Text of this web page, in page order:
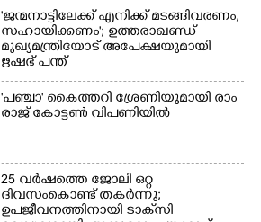
'ജന്മനാട്ടിലേക്ക് എനിക്ക് മടങ്ങിവരണം,
സഹായിക്കണം'; ഉത്തരാഖണ്ഡ്
മുഖ്യമന്ത്രിയോട് അപേക്ഷയുമായി
ഋഷഭ് പന്ത്
'​പ​ഞ്ചാ​'​ ​കൈ​ത്ത​റി​ ​ശ്രേ​ണി​യു​മാ​യി​ ​രാം​
രാ​ജ് ​കോ​ട്ടൺ വിപണിയിൽ
25 വർഷത്തെ ജോലി ഒറ്റ
ദിവസംകൊണ്ട് തകർന്നു;
ഉപജീവനത്തിനായി ടാക്‌സി